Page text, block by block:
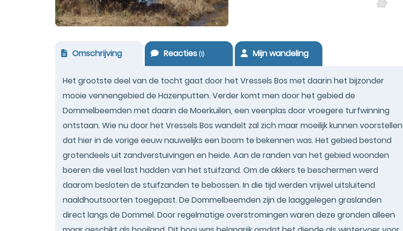
Omschrijving Reacties(1) Mijn wandeling
Het grootste deel van de tocht gaat door het Vressels Bos met daarin het bijzonder
mooie vennengebied de Hazenputten. Verder komt men door het gebied de
Dommelbeemden met daarin de Moerkuilen, een veenplas door vroegere turfwinning
ontstaan. Wie nu door het Vressels Bos wandelt zal zich maar moeilijk kunnen voorstellen
dat hier in de vorige eeuw nauwelijks een boom te bekennen was. Het gebied bestond
grotendeels uit zandverstuivingen en heide. Aan de randen van het gebied woonden
boeren die veel last hadden van het stuifzand. Om de akkers te beschermen werd
daarom besloten de stuifzanden te bebossen. In die tijd werden vrijwel uitsluitend
naaldhoutsoorten toegepast. De Dommelbeemden zijn de laaggelegen graslanden
direct langs de Dommel. Door regelmatige overstromingen waren deze gronden alleen